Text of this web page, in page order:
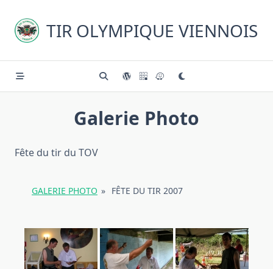
content
TIR OLYMPIQUE VIENNOIS
Galerie Photo
Fête du tir du TOV
GALERIE PHOTO » FÊTE DU TIR 2007